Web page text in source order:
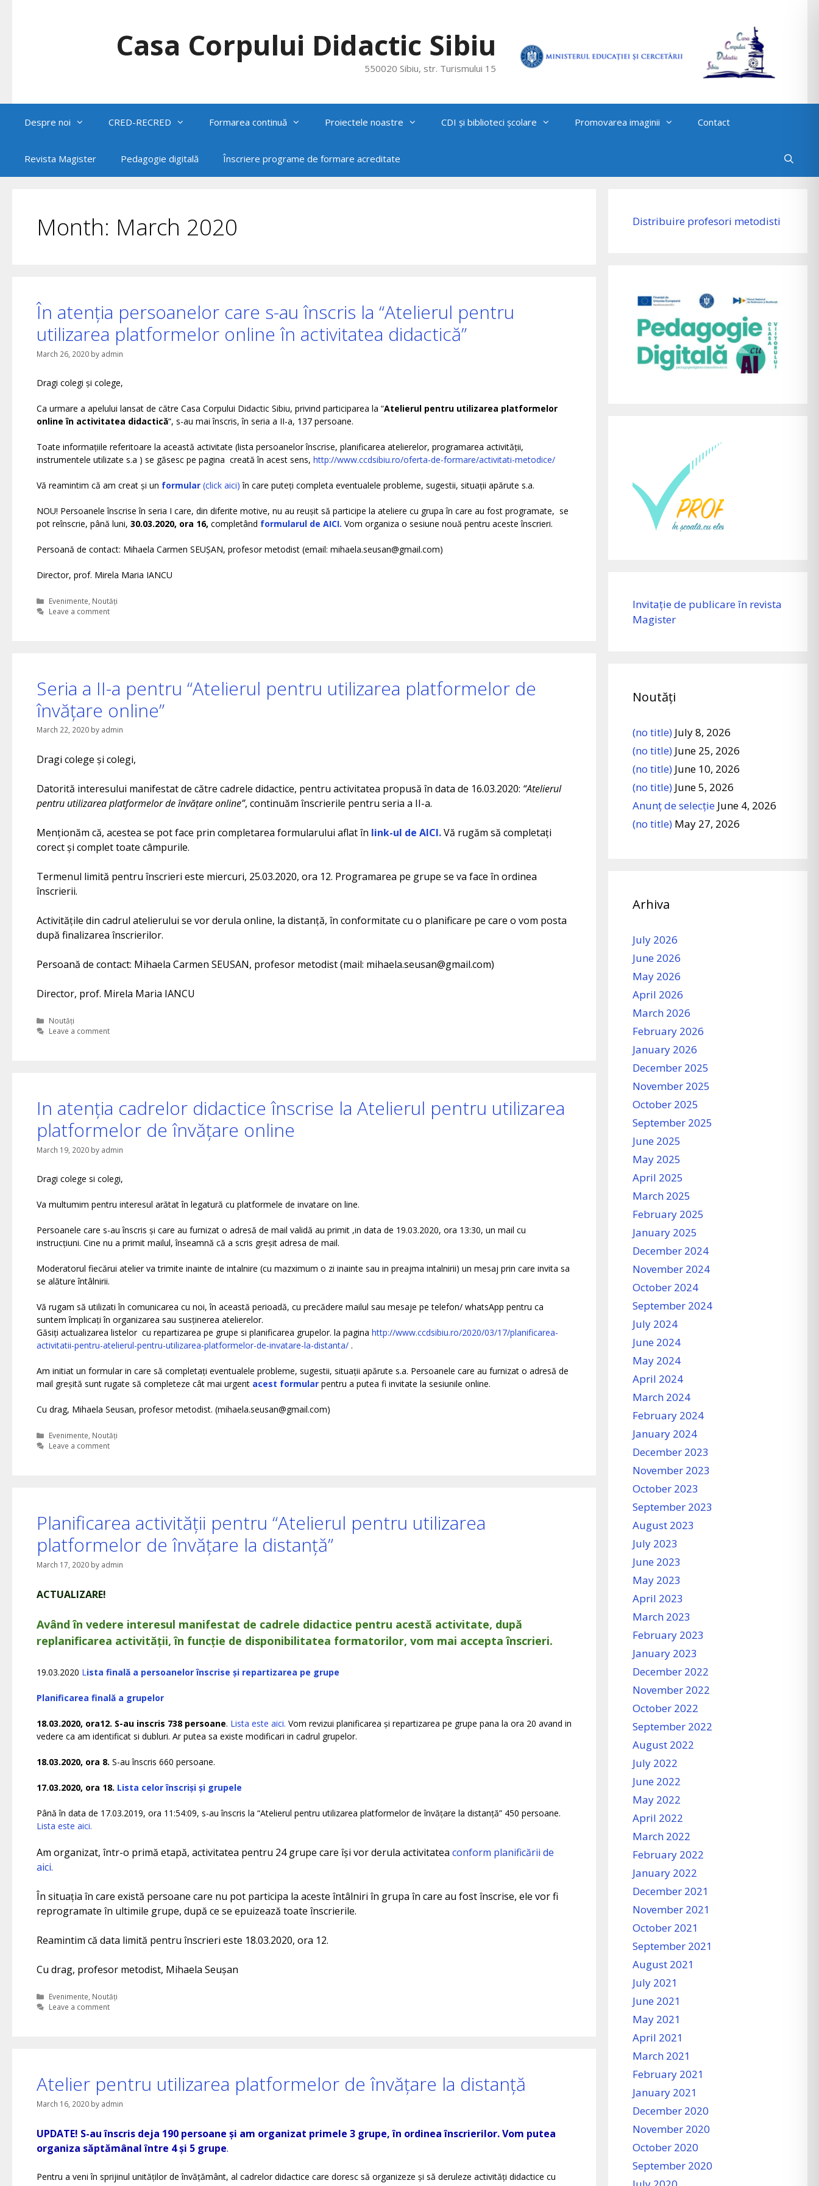
Casa Corpului Didactic Sibiu
550020 Sibiu, str. Turismului 15
Despre noi CRED-RECRED Formarea continuă Proiectele noastre CDI și biblioteci școlare Promovarea imaginii Contact
Revista Magister Pedagogie digitală Înscriere programe de formare acreditate
Month: March 2020
În atenția persoanelor care s-au înscris la “Atelierul pentru
utilizarea platformelor online în activitatea didactică”
March 26, 2020 by admin
Dragi colegi și colege,
Ca urmare a apelului lansat de către Casa Corpului Didactic Sibiu, privind participarea la “Atelierul pentru utilizarea platformelor
online în activitatea didactică“, s-au mai înscris, în seria a II-a, 137 persoane.
Toate informațiile referitoare la această activitate (lista persoanelor înscrise, planificarea atelierelor, programarea activității,
instrumentele utilizate s.a ) se găsesc pe pagina creată în acest sens, http://www.ccdsibiu.ro/oferta-de-formare/activitati-metodice/
Vă reamintim că am creat și un formular (click aici)în care puteți completa eventualele probleme, sugestii, situații apărute s.a.
NOU! Persoanele înscrise în seria I care, din diferite motive, nu au reușit să participe la ateliere cu grupa în care au fost programate, se
pot reînscrie, până luni, 30.03.2020, ora 16, completând formularul de AICI. Vom organiza o sesiune nouă pentru aceste înscrieri.
Persoană de contact: Mihaela Carmen SEUȘAN, profesor metodist (email: mihaela.seusan@gmail.com)
Director, prof. Mirela Maria IANCU
Categories
Evenimente Noutăți
Leave a comment
Seria a II-a pentru “Atelierul pentru utilizarea platformelor de
învățare online”
March 22, 2020 by admin
Dragi colege și colegi,
Datorită interesului manifestat de către cadrele didactice, pentru activitatea propusă în data de 16.03.2020: “Atelierul
pentru utilizarea platformelor de învățare online”, continuăm înscrierile pentru seria a II-a.
Menționăm că, acestea se pot face prin completarea formularului aflat în link-ul de AICI.Vă rugăm să completați
corect și complet toate câmpurile.
Termenul limită pentru înscrieri este miercuri, 25.03.2020, ora 12. Programarea pe grupe se va face în ordinea
înscrierii.
Activitățile din cadrul atelierului se vor derula online, la distanță, în conformitate cu o planificare pe care o vom posta
după finalizarea înscrierilor.
Persoană de contact: Mihaela Carmen SEUSAN, profesor metodist (mail: mihaela.seusan@gmail.com)
Director, prof. Mirela Maria IANCU
Categories
Noutăți
Leave a comment
In atenția cadrelor didactice înscrise la Atelierul pentru utilizarea
platformelor de învățare online
March 19, 2020 by admin
Dragi colege si colegi,
Va multumim pentru interesul arătat în legatură cu platformele de invatare on line.
Persoanele care s-au înscris și care au furnizat o adresă de mail validă au primit ,in data de 19.03.2020, ora 13:30, un mail cu
instrucțiuni. Cine nu a primit mailul, înseamnă că a scris greșit adresa de mail.
Moderatorul fiecărui atelier va trimite inainte de intalnire (cu mazximum o zi inainte sau in preajma intalnirii) un mesaj prin care invita sa
se alăture întâlnirii.
Vă rugam să utilizati în comunicarea cu noi, în această perioadă, cu precădere mailul sau mesaje pe telefon/ whatsApp pentru ca
suntem împlicați în organizarea sau susținerea atelierelor.
Găsiți actualizarea listelor cu repartizarea pe grupe si planificarea grupelor. la pagina http://www.ccdsibiu.ro/2020/03/17/planificarea-
activitatii-pentru-atelierul-pentru-utilizarea-platformelor-de-invatare-la-distanta/.
Am initiat un formular in care să completați eventualele probleme, sugestii, situații apărute s.a. Persoanele care au furnizat o adresă de
mail greșită sunt rugate să completeze cât mai urgent acest formularpentru a putea fi invitate la sesiunile online.
Cu drag, Mihaela Seusan, profesor metodist. (mihaela.seusan@gmail.com)
Categories
Evenimente Noutăți
Leave a comment
Planificarea activității pentru “Atelierul pentru utilizarea
platformelor de învățare la distanță”
March 17, 2020 by admin
ACTUALIZARE!
Având în vedere interesul manifestat de cadrele didactice pentru acestă activitate, după
replanificarea activității, în funcție de disponibilitatea formatorilor, vom mai accepta înscrieri.
19.03.2020 Lista finală a persoanelor înscrise și repartizarea pe grupe
Planificarea finală a grupelor
18.03.2020, ora12. S-au inscris 738 persoane. Lista este aici. Vom revizui planificarea și repartizarea pe grupe pana la ora 20 avand in
vedere ca am identificat si dubluri. Ar putea sa existe modificari in cadrul grupelor.
18.03.2020, ora 8. S-au înscris 660 persoane.
17.03.2020, ora 18. Lista celor înscriși și grupele
Până în data de 17.03.2019, ora 11:54:09, s-au înscris la “Atelierul pentru utilizarea platformelor de învățare la distanță” 450 persoane.
Lista este aici.
Am organizat, într-o primă etapă, activitatea pentru 24 grupe care își vor derula activitatea conform planificării de
aici.
În situația în care există persoane care nu pot participa la aceste întâlniri în grupa în care au fost înscrise, ele vor fi
reprogramate în ultimile grupe, după ce se epuizează toate înscrierile.
Reamintim că data limită pentru înscrieri este 18.03.2020, ora 12.
Cu drag, profesor metodist, Mihaela Seușan
Categories
Evenimente Noutăți
Leave a comment
Atelier pentru utilizarea platformelor de învățare la distanță
March 16, 2020 by admin
UPDATE! S-au înscris deja 190 persoane și am organizat primele 3 grupe, în ordinea înscrierilor. Vom putea
organiza săptămânal între 4 și 5 grupe.
Pentru a veni în sprijinul unităților de învățământ, al cadrelor didactice care doresc să organizeze și să deruleze activități didactice cu
Distribuire profesori metodisti
Invitație de publicare în revista
Magister
Noutăți
(no title) July 8, 2026
(no title) June 25, 2026
(no title) June 10, 2026
(no title) June 5, 2026
Anunț de selecție June 4, 2026
(no title) May 27, 2026
Arhiva
July 2026
June 2026
May 2026
April 2026
March 2026
February 2026
January 2026
December 2025
November 2025
October 2025
September 2025
June 2025
May 2025
April 2025
March 2025
February 2025
January 2025
December 2024
November 2024
October 2024
September 2024
July 2024
June 2024
May 2024
April 2024
March 2024
February 2024
January 2024
December 2023
November 2023
October 2023
September 2023
August 2023
July 2023
June 2023
May 2023
April 2023
March 2023
February 2023
January 2023
December 2022
November 2022
October 2022
September 2022
August 2022
July 2022
June 2022
May 2022
April 2022
March 2022
February 2022
January 2022
December 2021
November 2021
October 2021
September 2021
August 2021
July 2021
June 2021
May 2021
April 2021
March 2021
February 2021
January 2021
December 2020
November 2020
October 2020
September 2020